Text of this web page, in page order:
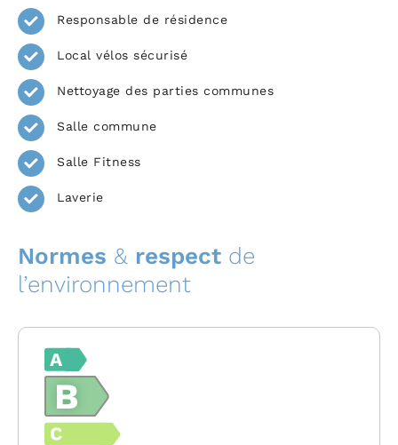
Responsable de résidence
Local vélos sécurisé
Nettoyage des parties communes
Salle commune
Salle Fitness
Laverie
Normes & respect de
l’environnement